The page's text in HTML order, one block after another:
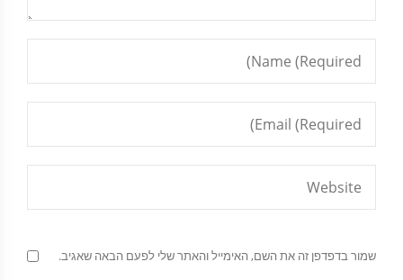
שמור בדפדפן זה את השם, האימייל והאתר שלי לפעם הבאה שאגיב.